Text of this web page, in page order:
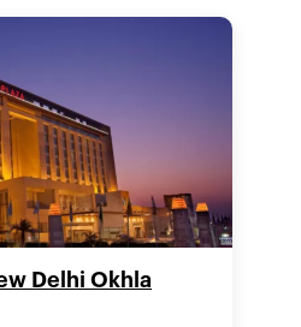
Delhi Okhla